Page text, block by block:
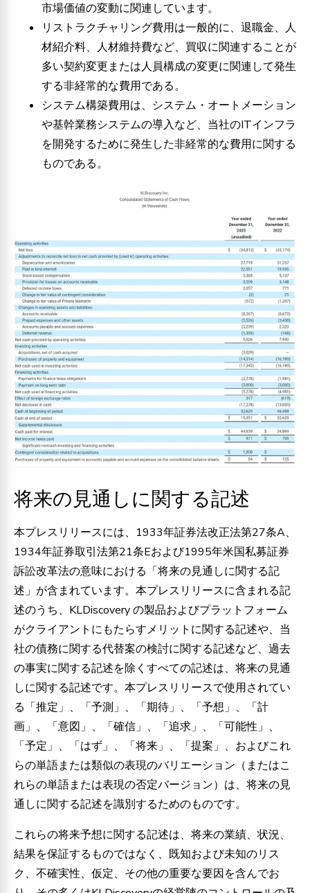
市場価値の変動に関連しています。
リストラクチャリング費用は一般的に、退職金、人
材紹介料、人材維持費など、買収に関連することが
多い契約変更または人員構成の変更に関連して発生
する非経常的な費用である。
システム構築費用は、システム・オートメーション
や基幹業務システムの導入など、当社のITインフラ
を開発するために発生した非経常的な費用に関する
ものである。
将来の見通しに関する記述
本プレスリリースには、1933年証券法改正法第27条A、
1934年証券取引法第21条Eおよび1995年米国私募証券
訴訟改革法の意味における「将来の見通しに関する記
述」が含まれています。本プレスリリースに含まれる記
述のうち、KLDiscovery の製品およびプラットフォーム
がクライアントにもたらすメリットに関する記述や、当
社の債務に関する代替案の検討に関する記述など、過去
の事実に関する記述を除くすべての記述は、将来の見通
しに関する記述です。本プレスリリースで使用されてい
る「推定」、「予測」、「期待」、「予想」、「計
画」、「意図」、「確信」、「追求」、「可能性」、
「予定」、「はず」、「将来」、「提案」、およびこれ
らの単語または類似の表現のバリエーション（またはこ
れらの単語または表現の否定バージョン）は、将来の見
通しに関する記述を識別するためのものです。
これらの将来予想に関する記述は、将来の業績、状況、
結果を保証するものではなく、既知および未知のリス
ク、不確実性、仮定、その他の重要な要因を含んでお